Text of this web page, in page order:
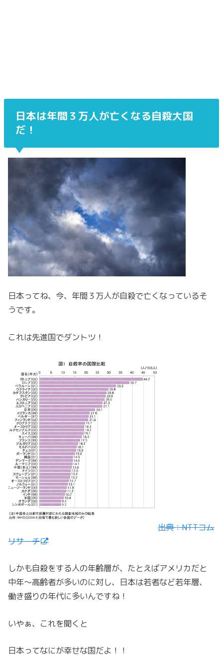
日本は年間３万人が亡くなる自殺大国
だ！
日本ってね、今、年間３万人が自殺で亡くなっているそ
うです。
これは先進国でダントツ！
出典：NTTコム
リサーチ
しかも自殺をする人の年齢層が、たとえばアメリカだと
中年～高齢者が多いのに対し、日本は若者など若年層、
働き盛りの年代に多いんですね！
いやぁ、これを聞くと
日本ってなにが幸せな国だよ！！